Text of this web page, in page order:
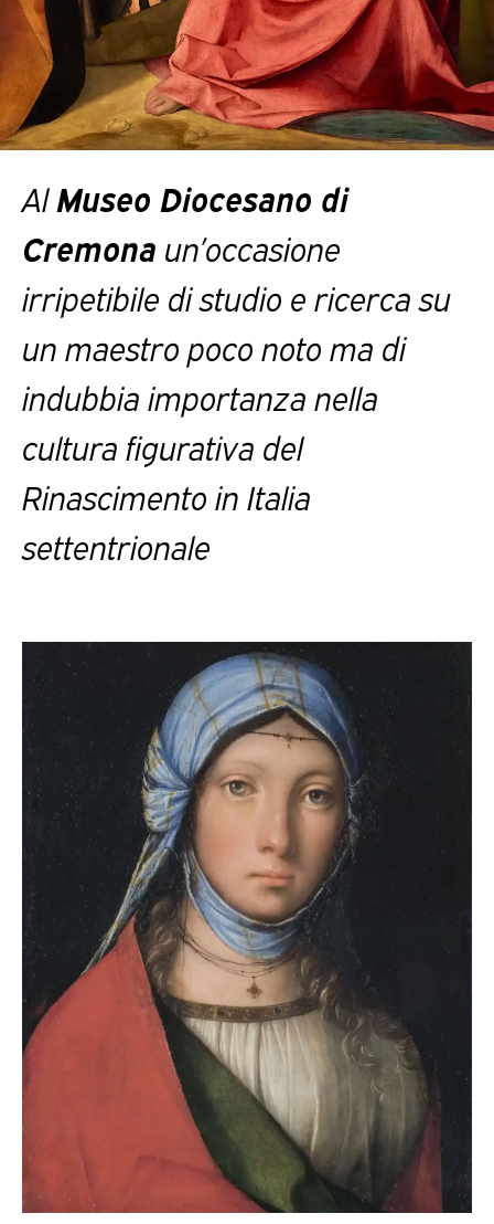
AlMuseo Diocesano di
Cremona un’occasione
irripetibile di studio e ricerca su
un maestro poco noto ma di
indubbia importanza nella
cultura figurativa del
Rinascimento in Italia
settentrionale